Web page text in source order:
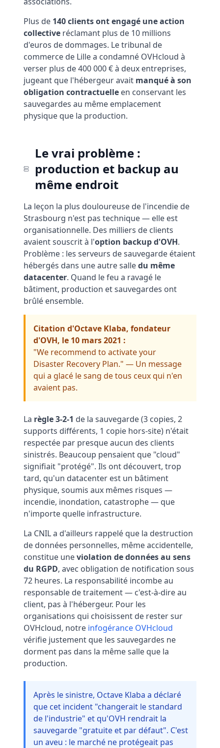
Plus de 140 clients ont engagé une action
collective réclamant plus de 10 millions
d'euros de dommages. Le tribunal de
commerce de Lille a condamné OVHcloud à
verser plus de 400 000 € à deux entreprises,
jugeant que l'hébergeur avait manqué à son
obligation contractuelle en conservant les
sauvegardes au même emplacement
physique que la production.
Le vrai problème :
production et backup au
même endroit
La leçon la plus douloureuse de l'incendie de
Strasbourg n'est pas technique — elle est
organisationnelle. Des milliers de clients
avaient souscrit à l'option backup d'OVH.
Problème : les serveurs de sauvegarde étaient
hébergés dans une autre salledu même
datacenter. Quand le feu a ravagé le
bâtiment, production et sauvegardes ont
brûlé ensemble.
Citation d'Octave Klaba, fondateur
d'OVH, le 10 mars 2021 :
"We recommend to activate your
Disaster Recovery Plan." — Un message
qui a glacé le sang de tous ceux qui n'en
avaient pas.
La règle 3-2-1 de la sauvegarde (3 copies, 2
supports différents, 1 copie hors-site) n'était
respectée par presque aucun des clients
sinistrés. Beaucoup pensaient que "cloud"
signifiait "protégé". Ils ont découvert, trop
tard, qu'un datacenter est un bâtiment
physique, soumis aux mêmes risques —
incendie, inondation, catastrophe — que
n'importe quelle infrastructure.
La CNIL a d'ailleurs rappelé que la destruction
de données personnelles, même accidentelle,
constitue uneviolation de données au sens
du RGPD, avec obligation de notification sous
72 heures. La responsabilité incombe au
responsable de traitement — c'est-à-dire au
client, pas à l'hébergeur. Pour les
organisations qui choisissent de rester sur
OVHcloud, notre infogérance OVHcloud
vérifie justement que les sauvegardes ne
dorment pas dans la même salle que la
production.
Après le sinistre, Octave Klaba a déclaré
que cet incident "changerait le standard
de l'industrie" et qu'OVH rendrait la
sauvegarde "gratuite et par défaut". C'est
un aveu : le marché ne protégeait pas